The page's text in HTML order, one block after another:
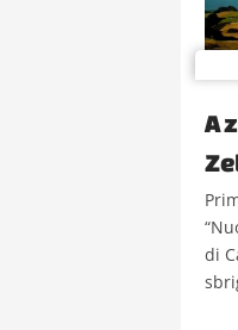
A
di